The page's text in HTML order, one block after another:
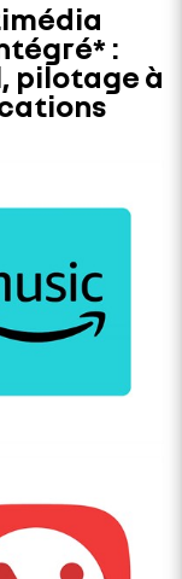
:
pilotage à